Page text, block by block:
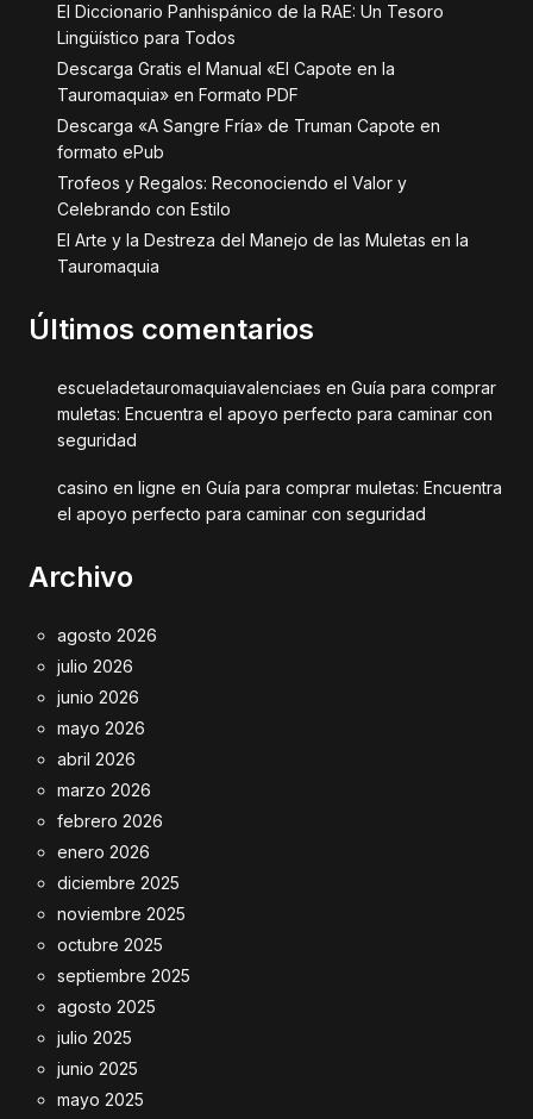
El Diccionario Panhispánico de la RAE: Un Tesoro
Lingüístico para Todos
Descarga Gratis el Manual «El Capote en la
Tauromaquia» en Formato PDF
Descarga «A Sangre Fría» de Truman Capote en
formato ePub
Trofeos y Regalos: Reconociendo el Valor y
Celebrando con Estilo
El Arte y la Destreza del Manejo de las Muletas en la
Tauromaquia
Últimos comentarios
escueladetauromaquiavalenciaes en Guía para comprar
muletas: Encuentra el apoyo perfecto para caminar con
seguridad
casino en ligne en Guía para comprar muletas: Encuentra
el apoyo perfecto para caminar con seguridad
Archivo
agosto 2026
julio 2026
junio 2026
mayo 2026
abril 2026
marzo 2026
febrero 2026
enero 2026
diciembre 2025
noviembre 2025
octubre 2025
septiembre 2025
agosto 2025
julio 2025
junio 2025
mayo 2025